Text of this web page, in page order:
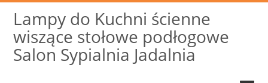
Lampy do Kuchni ścienne
wiszące stołowe podłogowe
Salon Sypialnia Jadalnia